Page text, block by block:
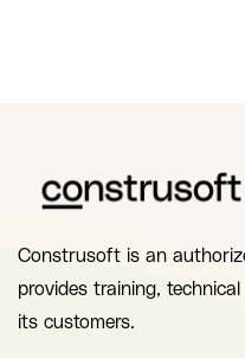
Construsoft is an
provides training,
its customers.